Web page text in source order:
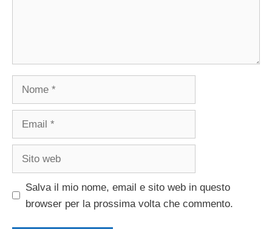
Salva il mio nome, email e sito web in questo
browser per la prossima volta che commento.